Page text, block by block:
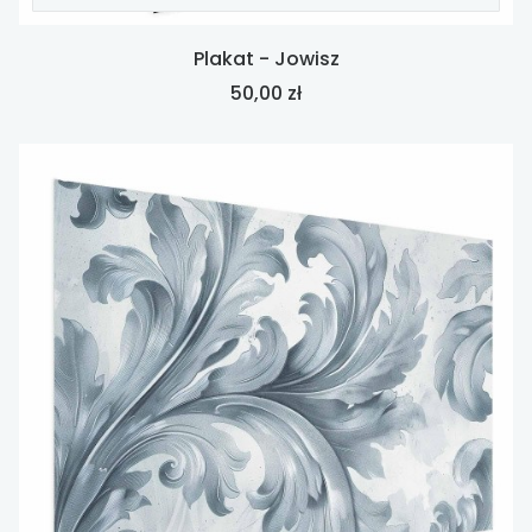
Plakat - Jowisz
Cena
50,00 zł